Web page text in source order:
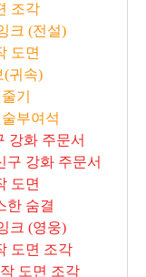
조각
크 (전설)
도면
(귀속)
기
부여석
강화 주문서
구 강화 주문서
도면
한 숨결
크 (영웅)
도면 조각
도면 조각